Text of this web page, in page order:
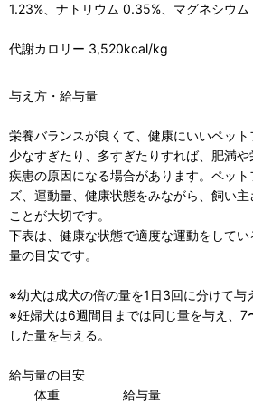
1.23%、ナトリウム 0.35%、マグネシウム
代謝カロリー 3,520kcal/kg
与え方・給与量
栄養バランスが良くて、健康にいいペッ
少なすぎたり、多すぎたりすれば、肥満
疾患の原因になる場合があります。ペッ
ズ、運動量、健康状態をみながら、飼い主
ことが大切です。
下表は、健康な状態で適度な運動をして
量の目安です。
※幼犬は成犬の倍の量を1日3回に分けて与
※妊婦犬は6週間目までは同じ量を与え、
した量を与える。
給与量の目安
体重 給与量